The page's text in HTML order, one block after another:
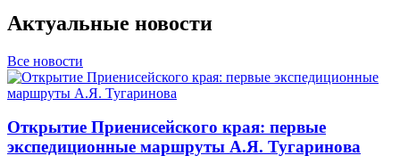
Актуальные новости
Все новости
Открытие Приенисейского края: первые
экспедиционные маршруты А.Я. Тугаринова